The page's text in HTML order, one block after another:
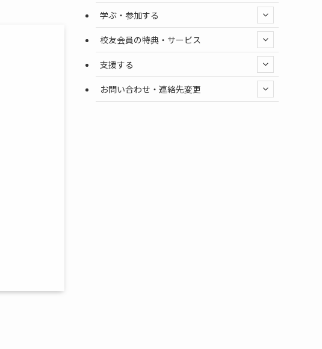
学ぶ・参加する
校友会員の特典・サービス
支援する
お問い合わせ・連絡先変更